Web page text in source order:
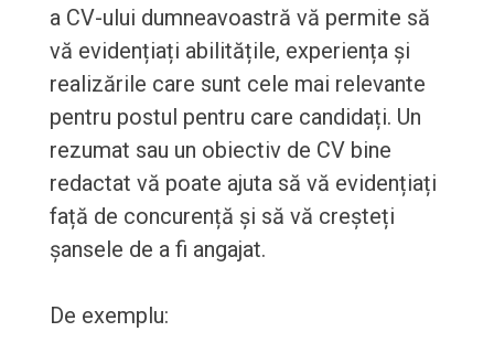
a CV-ului dumneavoastră vă permite să
vă evidențiați abilitățile, experiența și
realizările care sunt cele mai relevante
pentru postul pentru care candidați. Un
rezumat sau un obiectiv de CV bine
redactat vă poate ajuta să vă evidențiați
față de concurență și să vă creșteți
șansele de a fi angajat.
De exemplu: